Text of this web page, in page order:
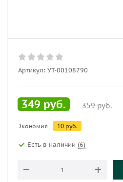
Артикул: УТ-00108790
349 руб. 359руб.
Экономия 10 руб.
Есть в наличии (6)